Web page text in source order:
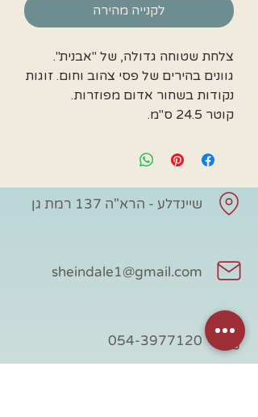
לקנייה מהירה
צלחת שטוחה גדולה, של "אבנית".
גוונים בהירים של פסי צהוב וחום. זוגות
נקודות בשחור אדום מפוזרות.
קוטר 24.5 ס"מ.
שיינדלע - הרא"ה 137 רמת גן
sheindale1@gmail.com
054-3977120